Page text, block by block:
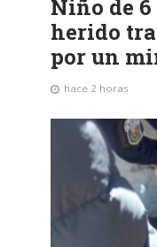
Niño de
herido
por un
hace 2 horas